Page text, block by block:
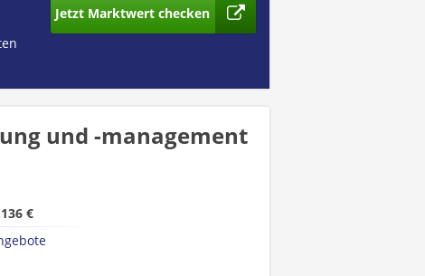
Jetzt Marktwert checken
und -management
€